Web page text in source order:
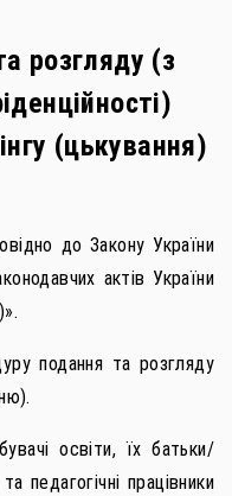
розгляду (з
(цькування)
до Закону України
актів України
подання та розгляду
освіти, їх батьки/
педагогічні працівники